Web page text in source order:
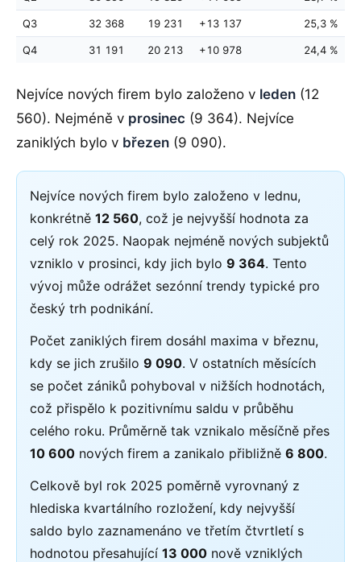
Q3 32 368 19 231 +13 137 25,3 %
Q4 31 191 20 213 +10 978 24,4 %
Nejvíce nových firem bylo založeno v leden (12
560). Nejméně v prosinec (9 364). Nejvíce
zaniklých bylo v březen (9 090).
Nejvíce nových firem bylo založeno v lednu,
konkrétně 12 560, což je nejvyšší hodnota za
celý rok 2025. Naopak nejméně nových subjektů
vzniklo v prosinci, kdy jich bylo 9 364. Tento
vývoj může odrážet sezónní trendy typické pro
český trh podnikání.
Počet zaniklých firem dosáhl maxima v březnu,
kdy se jich zrušilo 9 090. V ostatních měsících
se počet zániků pohyboval v nižších hodnotách,
což přispělo k pozitivnímu saldu v průběhu
celého roku. Průměrně tak vznikalo měsíčně přes
10 600 nových firem a zanikalo přibližně 6 800.
Celkově byl rok 2025 poměrně vyrovnaný z
hlediska kvartálního rozložení, kdy nejvyšší
saldo bylo zaznamenáno ve třetím čtvrtletí s
hodnotou přesahující 13 000 nově vzniklých